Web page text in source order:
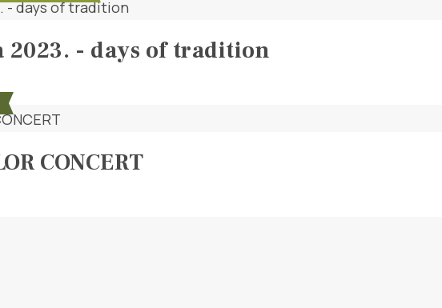
2023. - days of tradition
CONCERT